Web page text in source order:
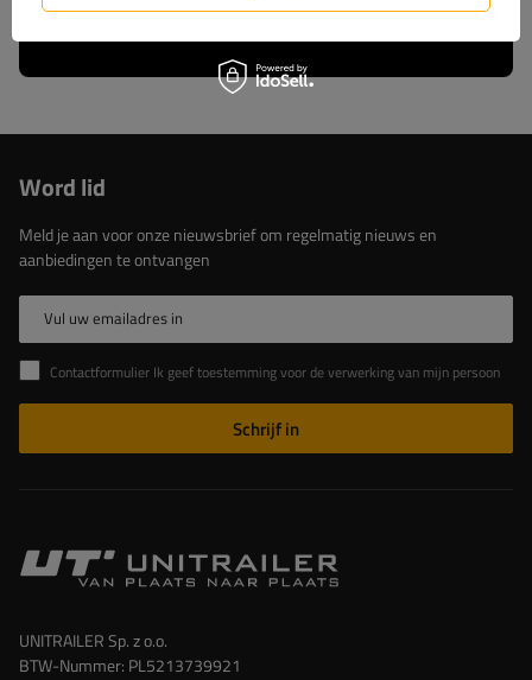
Lees meer over ons
Word lid
Meld je aan voor onze nieuwsbrief om regelmatig nieuws en
aanbiedingen te ontvangen
Vul uw emailadres in
Contactformulier Ik geef toestemming voor de verwerking van mijn persoonlijke gegevens in het contactformulier in overeenstemming met de Verordening van het Europees Parlement en de Raad (EU)
Schrijf in
UNITRAILER Sp. z o.o.
BTW-Nummer: PL5213739921